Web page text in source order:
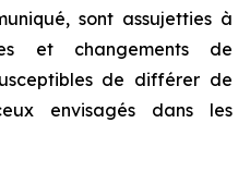
sont assujetties à
et changements de
de différer de
envisagés dans les